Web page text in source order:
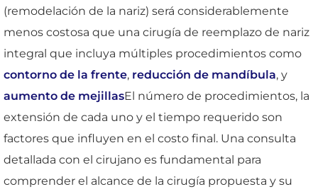
(remodelación de la nariz) será considerablemente
menos costosa que una cirugía de reemplazo de nariz
integral que incluya múltiples procedimientos como
contorno de la frente, reducción de mandíbula, y
aumento de mejillasEl número de procedimientos, la
extensión de cada uno y el tiempo requerido son
factores que influyen en el costo final. Una consulta
detallada con el cirujano es fundamental para
comprender el alcance de la cirugía propuesta y su